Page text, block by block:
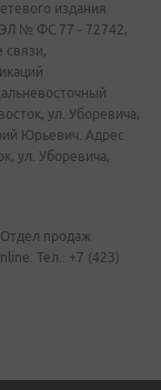
издания
ЭЛ № ФС 77 - 72742,
связи,
ул. Уборевича,
Юрьевич. Адрес
ул. Уборевича,
продаж
Тел.: +7 (423)